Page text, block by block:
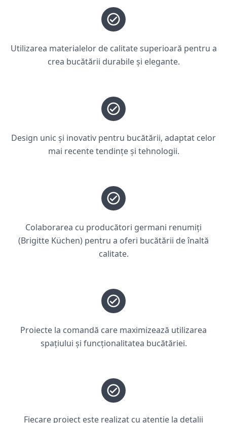
Utilizarea materialelor de calitate superioară pentru a
crea bucătării durabile și elegante.
Design unic și inovativ pentru bucătării, adaptat celor
mai recente tendințe și tehnologii.
Colaborarea cu producători germani renumiți
(Brigitte Küchen) pentru a oferi bucătării de înaltă
calitate.
Proiecte la comandă care maximizează utilizarea
spațiului și funcționalitatea bucătăriei.
Fiecare proiect este realizat cu atenție la detalii